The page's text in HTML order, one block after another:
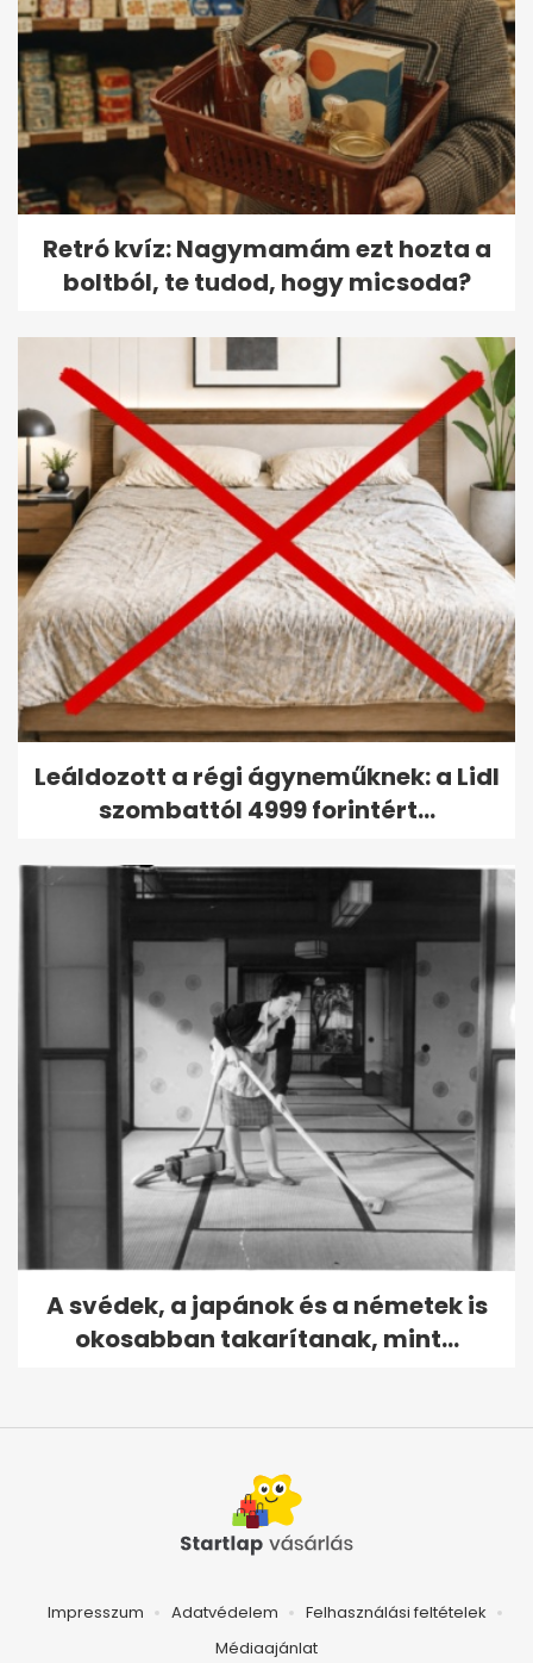
Retró kvíz: Nagymamám ezt hozta a
boltból, te tudod, hogy micsoda?
Leáldozott a régi ágyneműknek: a Lidl
szombattól 4999 forintért...
A svédek, a japánok és a németek is
okosabban takarítanak, mint...
Impresszum Adatvédelem
Felhasználási feltételek
Médiaajánlat